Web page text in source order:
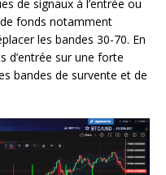
de signaux à l’entrée ou
fonds notamment
les bandes 30-70. En
d’entrée sur une forte
bandes de survente et de